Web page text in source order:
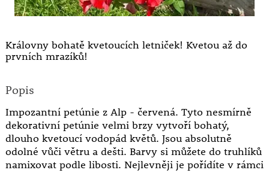
Královny bohatě kvetoucích letniček! Kvetou až do
prvních mrazíků!
Popis
Impozantní petúnie z Alp - červená. Tyto nesmírně
dekorativní petúnie velmi brzy vytvoří bohatý,
dlouho kvetoucí vodopád květů. Jsou absolutně
odolné vůči větru a dešti. Barvy si můžete do truhlíků
namixovat podle libosti. Nejlevněji je pořídíte v rámci